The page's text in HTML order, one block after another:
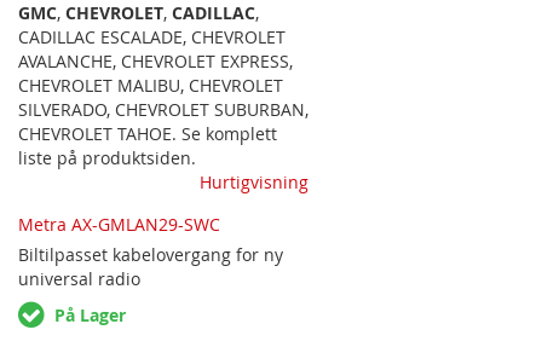
GMC, CHEVROLET, CADILLAC,
CADILLAC ESCALADE, CHEVROLET
AVALANCHE, CHEVROLET EXPRESS,
CHEVROLET MALIBU, CHEVROLET
SILVERADO, CHEVROLET SUBURBAN,
CHEVROLET TAHOE. Se komplett
liste på produktsiden.
Hurtigvisning
Metra AX-GMLAN29-SWC
Biltilpasset kabelovergang for ny
universal radio
På Lager